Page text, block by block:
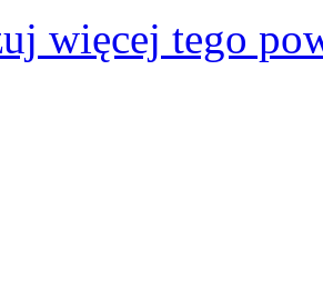
więcej tego